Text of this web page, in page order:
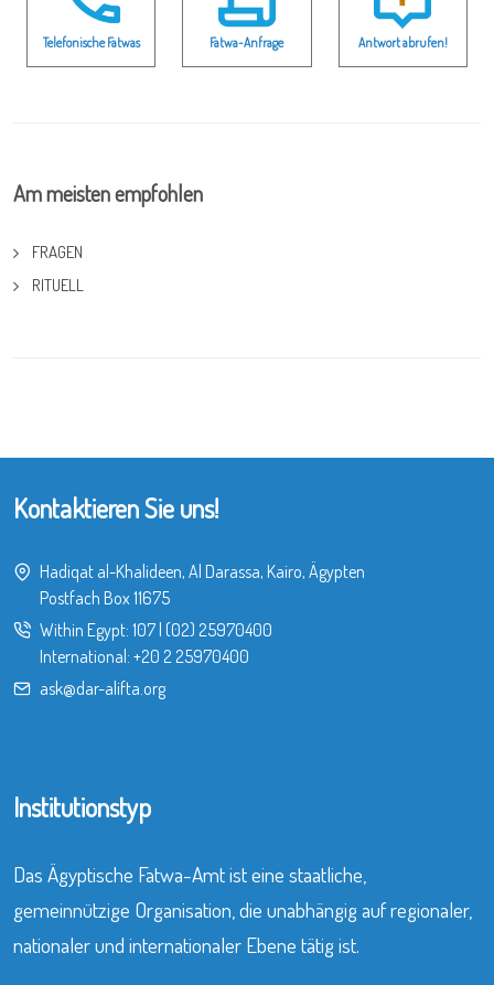
Telefonische Fatwas Fatwa-Anfrage Antwort abrufen!
Am meisten empfohlen
FRAGEN
RITUELL
Kontaktieren Sie uns!
Hadiqat al-Khalideen, Al Darassa, Kairo, Ägypten
Postfach Box 11675
Within Egypt: 107| (02) 25970400
International: +20 2 25970400
ask@dar-alifta.org
Institutionstyp
Das Ägyptische Fatwa-Amt ist eine staatliche,
gemeinnützige Organisation, die unabhängig auf regionaler,
nationaler und internationaler Ebene tätig ist.